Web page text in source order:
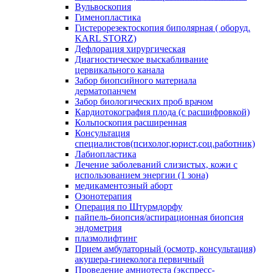
Вульвоскопия
Гименопластика
Гистерорезектоскопия биполярная ( оборуд.
KARL STORZ)
Дефлорация хирургическая
Диагностическое выскабливание
цервикального канала
Забор биопсийного материала
дерматопанчем
Забор биологических проб врачом
Кардиотокография плода (с расшифровкой)
Кольпоскопия расширенная
Консультация
специалистов(психолог,юрист,соц.работник)
Лабиопластика
Лечение заболеваний слизистых, кожи с
использованием энергии (1 зона)
медикаментозный аборт
Озонотерапия
Операция по Штурмдорфу
пайпель-биопсия/аспирационная биопсия
эндометрия
плазмолифтинг
Прием амбулаторный (осмотр, консультация)
акушера-гинеколога первичный
Проведение амниотеста (экспресс-